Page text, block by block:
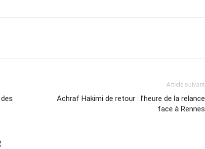
Article suivant
Achraf Hakimi de retour : l’heure de la relance
face à Rennes